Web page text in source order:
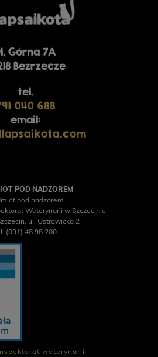
Górna 7A
Bezrzecze
tel.
040 688
email:
POD NADZOREM
pod nadzorem
Weterynarii w Szczecinie
ul. Ostrawicka 2
(091) 48 98 200
weterynarii